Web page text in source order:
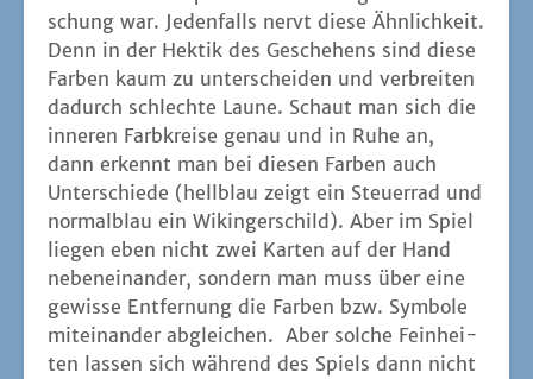
schung war. Jeden­falls nervt die­se Ähn­lich­keit.
Denn in der Hek­tik des Gesche­hens sind die­se
Far­ben kaum zu unter­schei­den und ver­brei­ten
dadurch schlech­te Lau­ne. Schaut man sich die
inne­ren Farb­krei­se genau und in Ruhe an,
dann erkennt man bei die­sen Far­ben auch
Unter­schie­de (hell­blau zeigt ein Steu­er­rad und
nor­mal­blau ein Wikin­ger­schild). Aber im Spiel
lie­gen eben nicht zwei Kar­ten auf der Hand
neben­ein­an­der, son­dern man muss über eine
gewis­se Ent­fer­nung die Far­ben bzw. Sym­bo­le
mit­ein­an­der abglei­chen. Aber sol­che Fein­hei­
ten las­sen sich wäh­rend des Spiels dann nicht